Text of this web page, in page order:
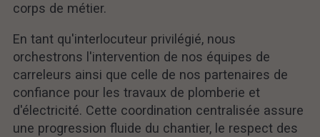
corps de métier.
En tant qu'interlocuteur privilégié, nous
orchestrons l'intervention de nos équipes de
carreleurs ainsi que celle de nos partenaires de
confiance pour les travaux de plomberie et
d'électricité. Cette coordination centralisée assure
une progression fluide du chantier, le respect des